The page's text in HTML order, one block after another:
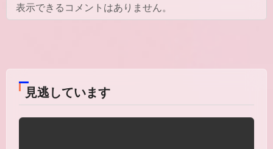
表示できるコメントはありません。
見逃しています